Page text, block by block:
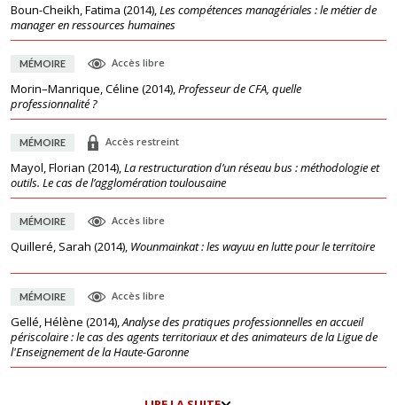
Boun-Cheikh, Fatima (2014),Les compétences managériales : le métier de
manager en ressources humaines
MÉMOIRE Accès libre
Morin–Manrique, Céline (2014),Professeur de CFA, quelle
professionnalité ?
MÉMOIRE Accès restreint
Mayol, Florian (2014),La restructuration d’un réseau bus : méthodologie et
outils. Le cas de l’agglomération toulousaine
MÉMOIRE Accès libre
Quilleré, Sarah (2014), Wounmainkat : les wayuu en lutte pour le territoire
MÉMOIRE Accès libre
Gellé, Hélène (2014),Analyse des pratiques professionnelles en accueil
périscolaire : le cas des agents territoriaux et des animateurs de la Ligue de
l'Enseignement de la Haute-Garonne